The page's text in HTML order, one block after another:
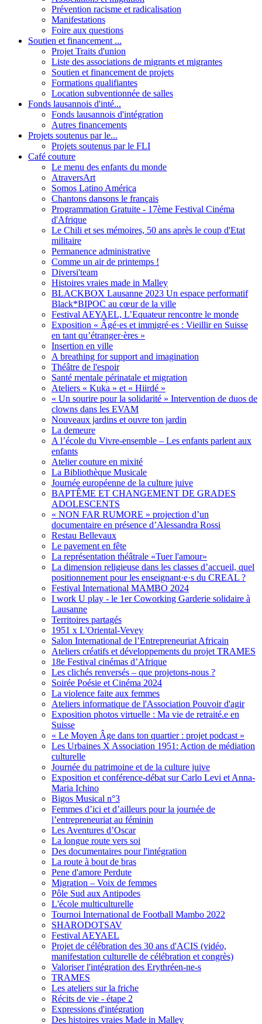
Prévention racisme et radicalisation
Manifestations
Foire aux questions
Soutien et financement ...
Projet Traits d'union
Liste des associations de migrants et migrantes
Soutien et financement de projets
Formations qualifiantes
Location subventionnée de salles
Fonds lausannois d'inté...
Fonds lausannois d'intégration
Autres financements
Projets soutenus par le...
Projets soutenus par le FLI
Café couture
Le menu des enfants du monde
AtraversArt
Somos Latino América
Chantons dansons le français
Programmation Gratuite - 17ème Festival Cinéma
d'Afrique
Le Chili et ses mémoires, 50 ans après le coup d'Etat
militaire
Permanence administrative
Comme un air de printemps !
Diversi'team
Histoires vraies made in Malley
BLACKBOX Lausanne 2023 Un espace performatif
Black*BIPOC au cœur de la ville
Festival AEYAEL, L’Equateur rencontre le monde
Exposition « Âgé·es et immigré·es : Vieillir en Suisse
en tant qu’étranger·ères »
Insertion en ville
A breathing for support and imagination
Théâtre de l'espoir
Santé mentale périnatale et migration
Ateliers « Kuka » et « Hiirdé »
« Un sourire pour la solidarité » Intervention de duos de
clowns dans les EVAM
Nouveaux jardins et ouvre ton jardin
La demeure
A l’école du Vivre-ensemble – Les enfants parlent aux
enfants
Atelier couture en mixité
La Bibliothèque Musicale
Journée européenne de la culture juive
BAPTÊME ET CHANGEMENT DE GRADES
ADOLESCENTS
« NON FAR RUMORE » projection d’un
documentaire en présence d’Alessandra Rossi
Restau Bellevaux
Le pavement en fête
La représentation théâtrale «Tuer l'amour»
La dimension religieuse dans les classes d’accueil, quel
positionnement pour les enseignant·e·s du CREAL ?
Festival International MAMBO 2024
I work U play - le 1er Coworking Garderie solidaire à
Lausanne
Territoires partagés
1951 x L'Oriental-Vevey
Salon International de l’Entrepreneuriat Africain
Ateliers créatifs et développements du projet TRAMES
18e Festival cinémas d’Afrique
Les clichés renversés – que projetons-nous ?
Soirée Poésie et Cinéma 2024
La violence faite aux femmes
Ateliers informatique de l'Association Pouvoir d'agir
Exposition photos virtuelle : Ma vie de retraité.e en
Suisse
« Le Moyen Âge dans ton quartier : projet podcast »
Les Urbaines X Association 1951: Action de médiation
culturelle
Journée du patrimoine et de la culture juive
Exposition et conférence-débat sur Carlo Levi et Anna-
Maria Ichino
Bigos Musical n°3
Femmes d’ici et d’ailleurs pour la journée de
l’entrepreneuriat au féminin
Les Aventures d’Oscar
La longue route vers soi
Des documentaires pour l'intégration
La route à bout de bras
Pene d'amore Perdute
Migration – Voix de femmes
Pôle Sud aux Antipodes
L'école multiculturelle
Tournoi International de Football Mambo 2022
SHARODOTSAV
Festival AEYAEL
Projet de célébration des 30 ans d'ACIS (vidéo,
manifestation culturelle de célébration et congrès)
Valoriser l'intégration des Erythréen-ne-s
TRAMES
Les ateliers sur la friche
Récits de vie - étape 2
Expressions d'intégration
Des histoires vraies Made in Malley